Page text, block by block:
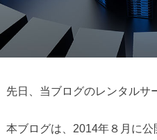
先日、当ブログのレンタルサ
本ブログは、2014年８月に